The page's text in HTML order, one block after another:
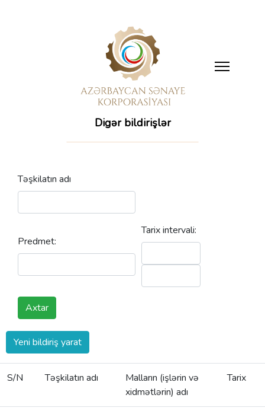
Digər bildirişlər
Təşkilatın adı
Predmet:
Tarix intervali:
Axtar
Yeni bildiriş yarat
S/N Təşkilatın adı
Malların (işlərin və
xidmətlərin) adı
Tarix